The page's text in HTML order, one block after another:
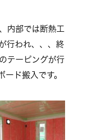
内部では断熱工
行われ、、、終
テーピングが行
ード搬入です。